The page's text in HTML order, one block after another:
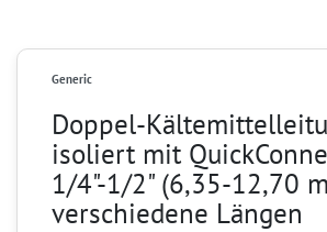
Generic
Doppel-
isoliert mit
1/4"-1/2" (6,35-12,70
verschiedene Längen